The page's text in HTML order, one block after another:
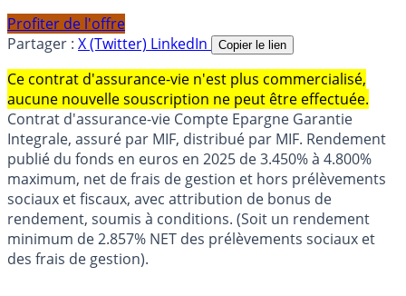
Profiter de l'offre
Partager : X (Twitter) LinkedIn Copier le lien
Ce contrat d'assurance-vie n'est plus commercialisé,
aucune nouvelle souscription ne peut être effectuée.
Contrat d'assurance-vie Compte Epargne Garantie
Integrale, assuré par MIF, distribué par MIF. Rendement
publié du fonds en euros en 2025 de 3.450% à 4.800%
maximum, net de frais de gestion et hors prélèvements
sociaux et fiscaux, avec attribution de bonus de
rendement, soumis à conditions. (Soit un rendement
minimum de 2.857% NET des prélèvements sociaux et
des frais de gestion).